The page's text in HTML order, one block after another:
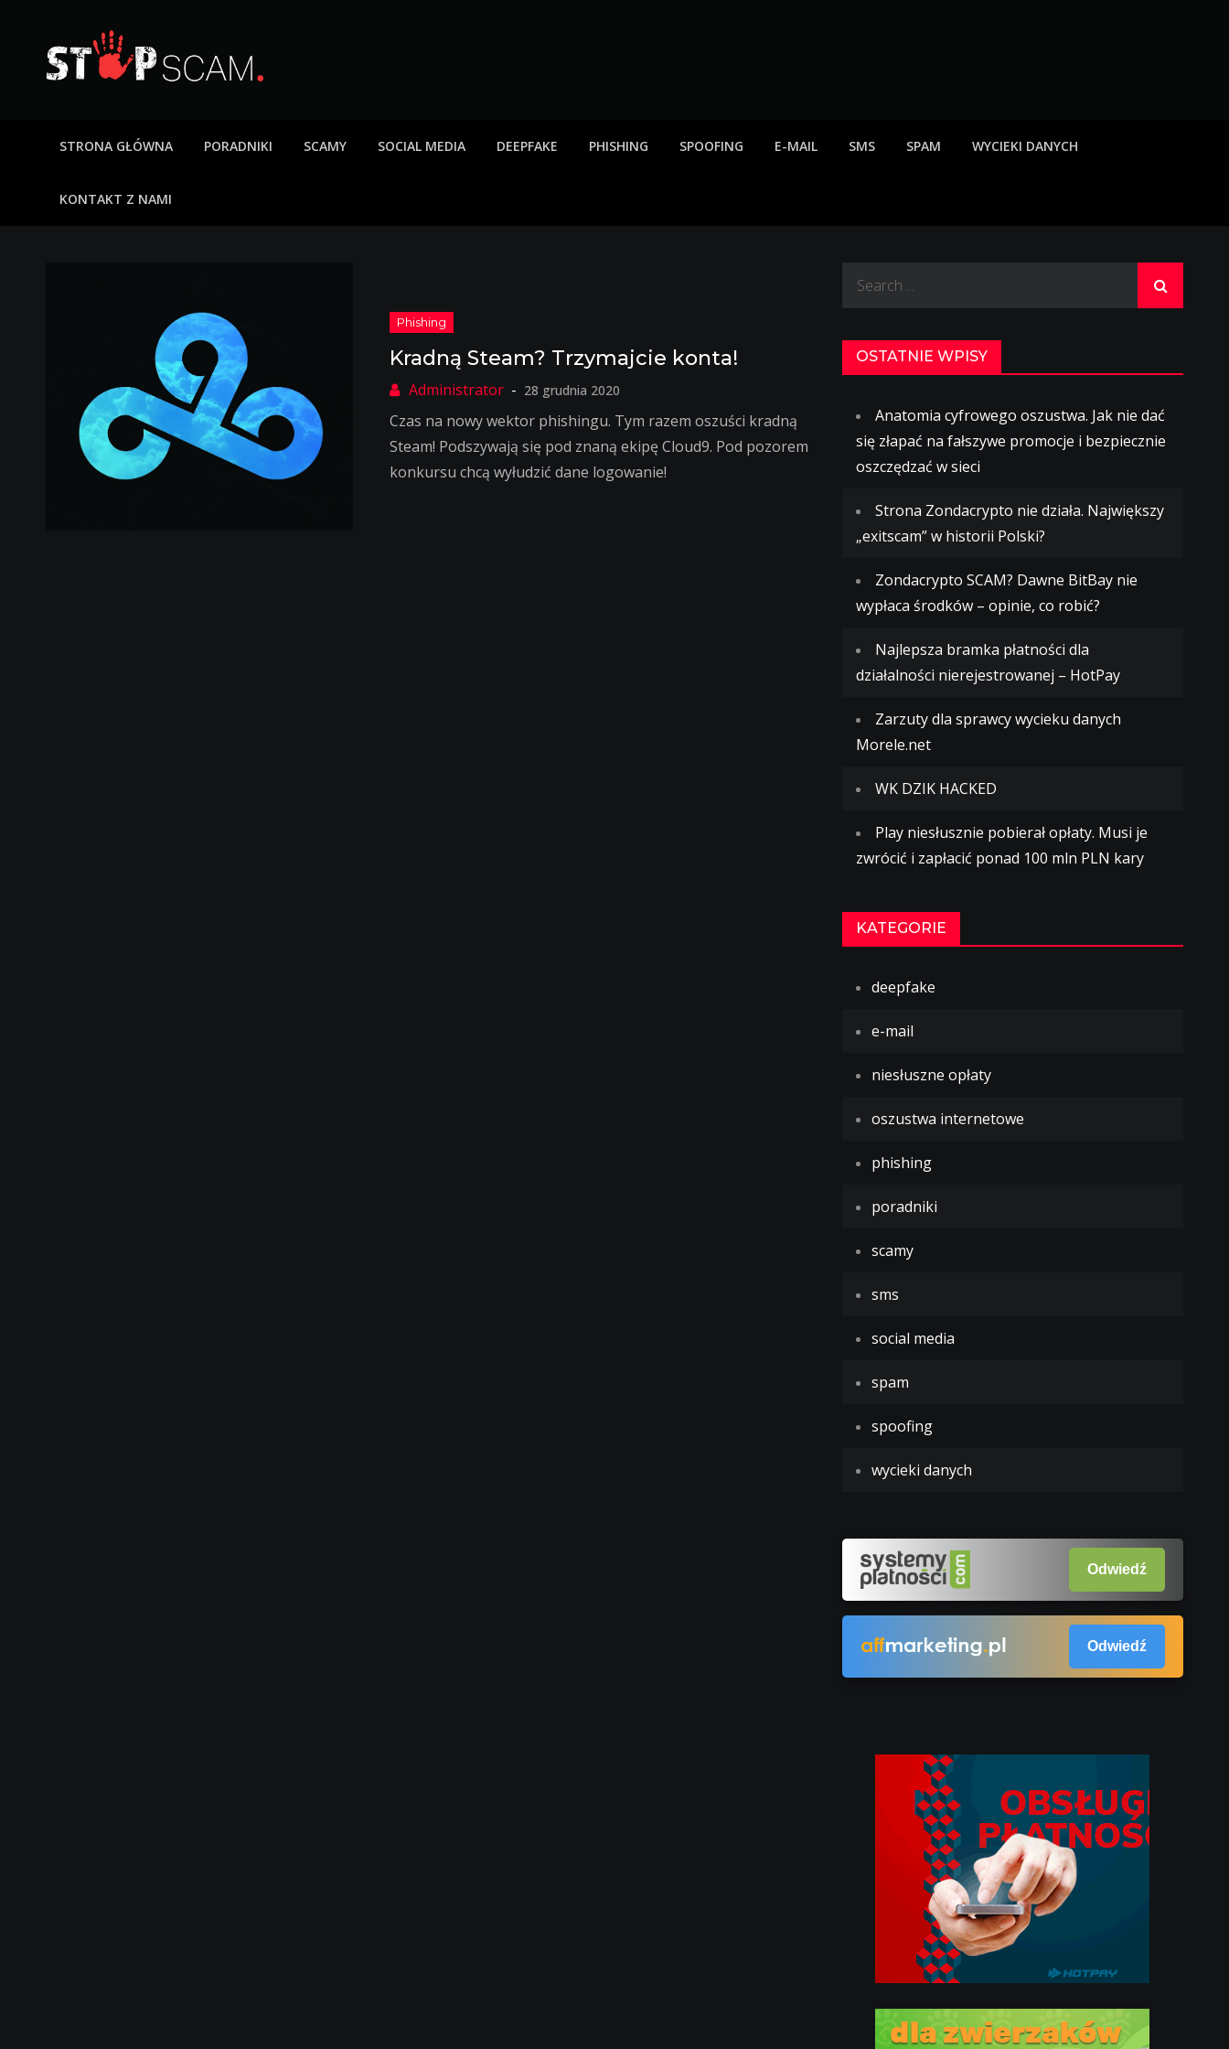
content
STRONA GŁÓWNA PORADNIKI SCAMY SOCIAL MEDIA DEEPFAKE PHISHING SPOOFING E-MAIL SMS SPAM WYCIEKI DANYCH
KONTAKT Z NAMI
Kradną Steam? Trzymajcie konta!
28 grudnia 2020
Czas na nowy wektor phishingu. Tym razem oszuści kradną
Steam! Podszywają się pod znaną ekipę Cloud9. Pod pozorem
konkursu chcą wyłudzić dane logowanie!
OSTATNIE WPISY
Anatomia cyfrowego oszustwa. Jak nie dać
się złapać na fałszywe promocje i bezpiecznie
oszczędzać w sieci
Strona Zondacrypto nie działa. Największy
„exitscam” w historii Polski?
Zondacrypto SCAM? Dawne BitBay nie
wypłaca środków – opinie, co robić?
Najlepsza bramka płatności dla
działalności nierejestrowanej – HotPay
Zarzuty dla sprawcy wycieku danych
Morele.net
WK DZIK HACKED
Play niesłusznie pobierał opłaty. Musi je
zwrócić i zapłacić ponad 100 mln PLN kary
KATEGORIE
deepfake
e-mail
niesłuszne opłaty
oszustwa internetowe
phishing
poradniki
scamy
sms
social media
spam
spoofing
wycieki danych
Odwiedź
Odwiedź